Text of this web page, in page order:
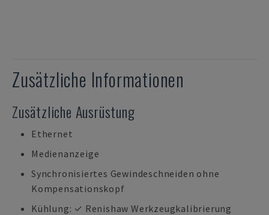
Zusätzliche Informationen
Zusätzliche Ausrüstung
Ethernet
Medienanzeige
Synchronisiertes Gewindeschneiden ohne
Kompensationskopf
Kühlung: ✓ Renishaw Werkzeugkalibrierung